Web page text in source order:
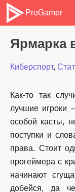
ProGamer
Ярмарка
Киберспорт,
Как-то так
лучшие игроки
особой касты,
поступки и
права. Стоит
прогеймера с
начинают
добейся, да